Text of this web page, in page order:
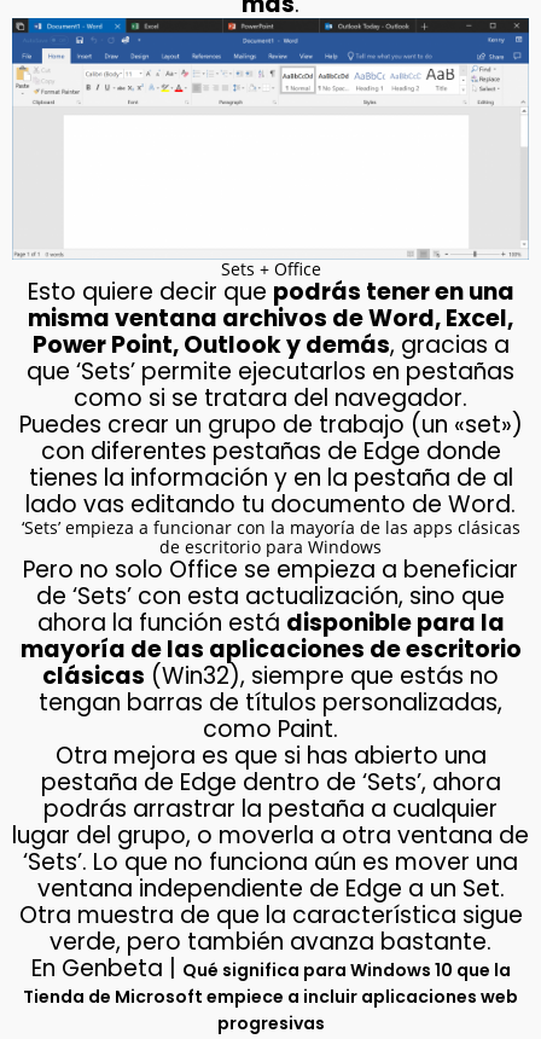
Sets + Office
Esto quiere decir que podrás tener en una
misma ventana archivos de Word, Excel,
Power Point, Outlook y demás, gracias a
que ‘Sets’ permite ejecutarlos en pestañas
como si se tratara del navegador.
Puedes crear un grupo de trabajo (un «set»)
con diferentes pestañas de Edge donde
tienes la información y en la pestaña de al
lado vas editando tu documento de Word.
‘Sets’ empieza a funcionar con la mayoría de las apps clásicas
de escritorio para Windows
Pero no solo Office se empieza a beneficiar
de ‘Sets’ con esta actualización, sino que
ahora la función está disponible para la
mayoría de las aplicaciones de escritorio
clásicas (Win32), siempre que estás no
tengan barras de títulos personalizadas,
como Paint.
Otra mejora es que si has abierto una
pestaña de Edge dentro de ‘Sets’, ahora
podrás arrastrar la pestaña a cualquier
lugar del grupo, o moverla a otra ventana de
‘Sets’. Lo que no funciona aún es mover una
ventana independiente de Edge a un Set.
Otra muestra de que la característica sigue
verde, pero también avanza bastante.
En Genbeta |
Qué significa para Windows 10 que la
Tienda de Microsoft empiece a incluir aplicaciones web
progresivas